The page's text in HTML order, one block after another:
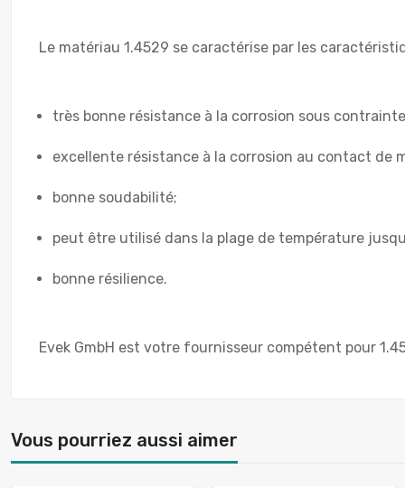
Le matériau 1.4529 se caractérise par les
très bonne résistance à la corrosion sous
excellente résistance à la corrosion au contact de
bonne soudabilité;
peut être utilisé dans la plage de température
bonne résilience.
Evek GmbH est votre fournisseur compétent pour
Vous pourriez aussi aimer